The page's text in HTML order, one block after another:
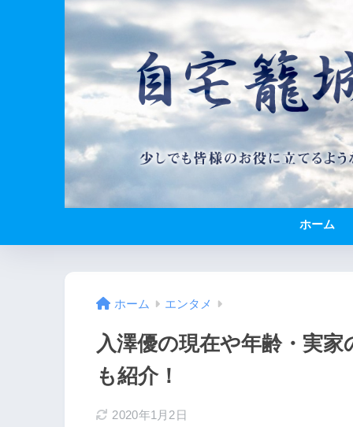
ホーム
ホーム エンタメ
入澤優の現在や年齢・実
も紹介！
2020年1月2日